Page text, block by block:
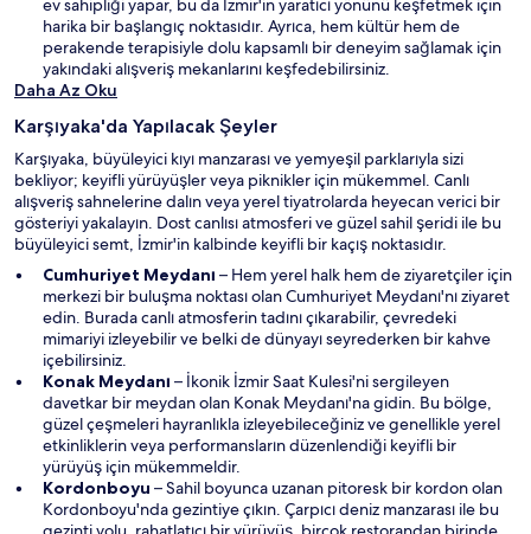
ı
l
ı
r
e
r
e
d
a
ı
l
ı
r
b
i
r
c
e
r
e
d
e
a
ç
ı
l
r
ev sahipliği yapar, bu da İzmir'in yaratıcı yönünü keşfetmek için
harika bir başlangıç noktasıdır. Ayrıca, hem kültür hem de
perakende terapisiyle dolu kapsamlı bir deneyim sağlamak için
yakındaki alışveriş mekanlarını keşfedebilirsiniz.
Daha Az Oku
Karşıyaka'da Yapılacak Şeyler
Karşıyaka, büyüleyici kıyı manzarası ve yemyeşil parklarıyla sizi
bekliyor; keyifli yürüyüşler veya piknikler için mükemmel. Canlı
alışveriş sahnelerine dalın veya yerel tiyatrolarda heyecan verici bir
gösteriyi yakalayın. Dost canlısı atmosferi ve güzel sahil şeridi ile bu
büyüleyici semt, İzmir'in kalbinde keyifli bir kaçış noktasıdır.
Cumhuriyet Meydanı Y
e
n
i
i
r
p
e
n
c
e
r
– Hem yerel halk hem de ziyaretçiler için
merkezi bir buluşma noktası olan Cumhuriyet Meydanı'nı ziyaret
edin. Burada canlı atmosferin tadını çıkarabilir, çevredeki
mimariyi izleyebilir ve belki de dünyayı seyrederken bir kahve
içebilirsiniz.
Konak Meydanı Y
e
n
i
b
i
r
p
– İkonik İzmir Saat Kulesi'ni sergileyen
davetkar bir meydan olan Konak Meydanı'na gidin. Bu bölge,
güzel çeşmeleri hayranlıkla izleyebileceğiniz ve genellikle yerel
etkinliklerin veya performansların düzenlendiği keyifli bir
yürüyüş için mükemmeldir.
Kordonboyu Y
e
n
– Sahil boyunca uzanan pitoresk bir kordon olan
Kordonboyu'nda gezintiye çıkın. Çarpıcı deniz manzarası ile bu